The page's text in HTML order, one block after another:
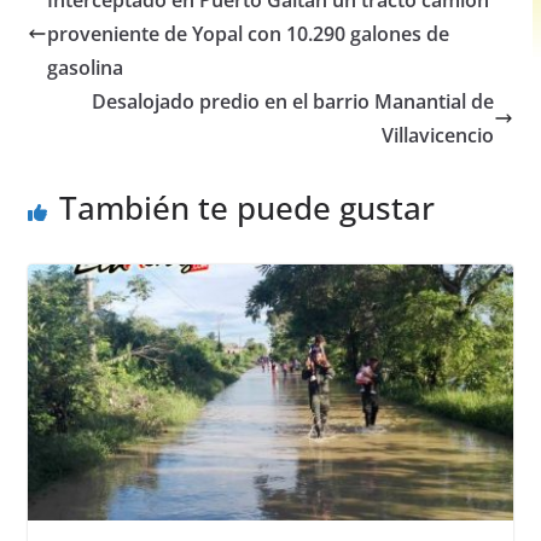
b
o
o
A
p
n
er
proveniente de Yopal con 10.290 galones de
gasolina
Desalojado predio en el barrio Manantial de
Villavicencio
También te puede gustar